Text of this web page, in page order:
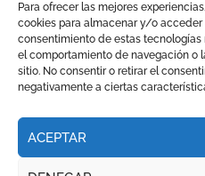
Para ofrecer las mejores
cookies para almacenar y/o
consentimiento de estas
el comportamiento de navegación o
sitio. No consentir o retirar el
negativamente a ciertas
ACEPTAR
Copyright © Todos los